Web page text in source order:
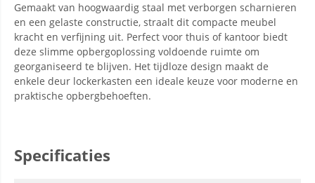
Gemaakt van hoogwaardig staal met verborgen scharnieren
en een gelaste constructie, straalt dit compacte meubel
kracht en verfijning uit. Perfect voor thuis of kantoor biedt
deze slimme opbergoplossing voldoende ruimte om
georganiseerd te blijven. Het tijdloze design maakt de
enkele deur lockerkasten een ideale keuze voor moderne en
praktische opbergbehoeften.
Specificaties